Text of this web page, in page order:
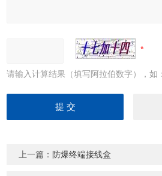
请输入计算结果（填写阿拉伯数字），如
上一篇： 防爆终端接线盒